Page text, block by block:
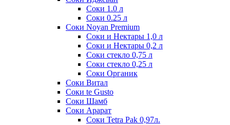
Соки 1.0 л
Соки 0.25 л
Соки Noyan Premium
Соки и Нектары 1,0 л
Соки и Нектары 0,2 л
Соки стекло 0,75 л
Соки стекло 0,25 л
Соки Органик
Соки Витал
Соки te Gusto
Соки Шамб
Соки Арарат
Соки Tetra Pak 0,97л.